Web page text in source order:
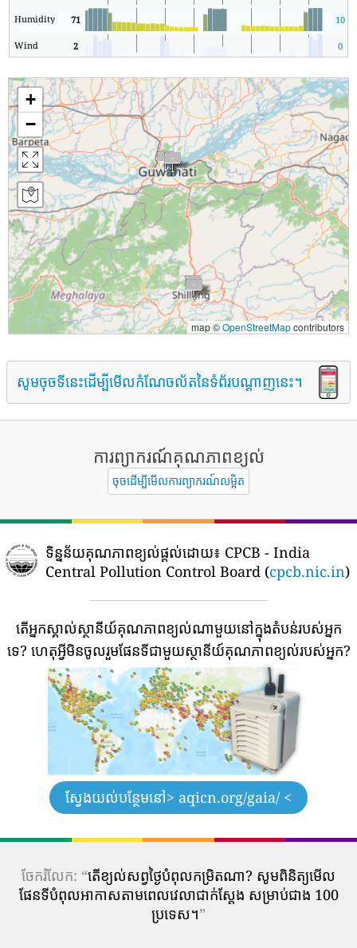
Humidity 71 10
Wind 2 0
+
−
map ©OpenStreetMapcontributors
សូមចុចទីនេះដើម្បីមើលកំណែចល័តនៃទំព័របណ្តាញនេះ។
ការព្យាករណ៍គុណភាពខ្យល់
ចុចដើម្បីមើលការព្យាករណ៍លម្អិត
ទិន្នន័យគុណភាពខ្យល់ផ្តល់ដោយ៖ CPCB - India
Central Pollution Control Board (cpcb.nic.in)
តើអ្នកស្គាល់ស្ថានីយ៍គុណភាពខ្យល់ណាមួយនៅក្នុងតំបន់របស់អ្នក
ទេ? ហេតុអ្វីមិនចូលរួមផែនទីជាមួយស្ថានីយ៍គុណភាពខ្យល់របស់អ្នក?
ស្វែងយល់បន្ថែមនៅ> aqicn.org/gaia/ <
ចែករំលែក: “តើ​ខ្យល់​សព្វថ្ងៃ​បំពុល​កម្រិត​ណា? សូមពិនិត្យមើល
ផែនទីបំពុលអាកាសតាមពេលវេលាជាក់ស្តែង សម្រាប់ជាង 100
ប្រទេស។”